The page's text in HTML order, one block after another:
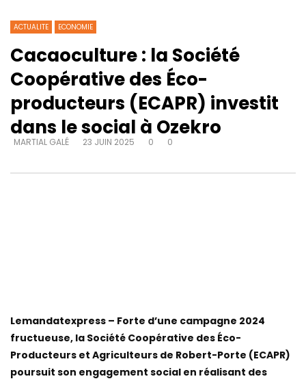
ACTUALITE ECONOMIE
Cacaoculture : la Société
Coopérative des Éco-
producteurs (ECAPR) investit
dans le social à Ozekro
MARTIAL GALÉ 23 JUIN 2025 0 0
Lemandatexpress – Forte d’une campagne 2024
fructueuse, la Société Coopérative des Éco-
Producteurs et Agriculteurs de Robert-Porte (ECAPR)
poursuit son engagement social en réalisant des